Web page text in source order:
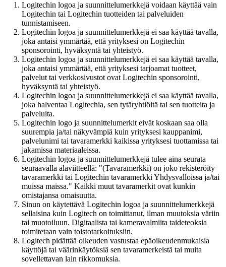
Logitechin logoa ja suunnittelumerkkejä voidaan käyttää vain
Logitechin tai Logitechin tuotteiden tai palveluiden
tunnistamiseen.
Logitechin logoa ja suunnittelumerkkejä ei saa käyttää tavalla,
joka antaisi ymmärtää, että yrityksesi on Logitechin
sponsorointi, hyväksyntä tai yhteistyö.
Logitechin logoa ja suunnittelumerkkejä ei saa käyttää tavalla,
joka antaisi ymmärtää, että yrityksesi tarjoamat tuotteet,
palvelut tai verkkosivustot ovat Logitechin sponsorointi,
hyväksyntä tai yhteistyö.
Logitechin logoa ja suunnittelumerkkejä ei saa käyttää tavalla,
joka halventaa Logitechia, sen tytäryhtiöitä tai sen tuotteita ja
palveluita.
Logitechin logo ja suunnittelumerkit eivät koskaan saa olla
suurempia ja/tai näkyvämpiä kuin yrityksesi kauppanimi,
palvelunimi tai tavaramerkki kaikissa yrityksesi tuottamissa tai
jakamissa materiaaleissa.
Logitechin logoa ja suunnittelumerkkejä tulee aina seurata
seuraavalla alaviitteellä: "(Tavaramerkki) on joko rekisteröity
tavaramerkki tai Logitechin tavaramerkki Yhdysvalloissa ja/tai
muissa maissa." Kaikki muut tavaramerkit ovat kunkin
omistajansa omaisuutta.
Sinun on käytettävä Logitechin logoa ja suunnittelumerkkejä
sellaisina kuin Logitech on toimittanut, ilman muutoksia väriin
tai muotoiluun. Digitaalista tai kameravalmiita taideteoksia
toimitetaan vain toistotarkoituksiin.
Logitech pidättää oikeuden vastustaa epäoikeudenmukaisia
käyttöjä tai väärinkäytöksiä sen tavaramerkeistä tai muita
sovellettavan lain rikkomuksia.